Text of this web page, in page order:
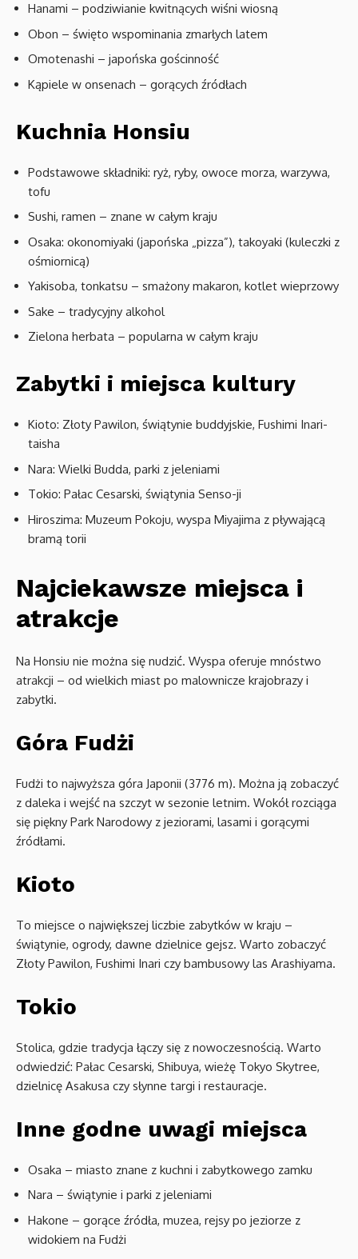
Hanami – podziwianie kwitnących wiśni wiosną
Obon – święto wspominania zmarłych latem
Omotenashi – japońska gościnność
Kąpiele w onsenach – gorących źródłach
Kuchnia Honsiu
Podstawowe składniki: ryż, ryby, owoce morza, warzywa,
tofu
Sushi, ramen – znane w całym kraju
Osaka: okonomiyaki (japońska „pizza”), takoyaki (kuleczki z
ośmiornicą)
Yakisoba, tonkatsu – smażony makaron, kotlet wieprzowy
Sake – tradycyjny alkohol
Zielona herbata – popularna w całym kraju
Zabytki i miejsca kultury
Kioto: Złoty Pawilon, świątynie buddyjskie, Fushimi Inari-
taisha
Nara: Wielki Budda, parki z jeleniami
Tokio: Pałac Cesarski, świątynia Senso-ji
Hiroszima: Muzeum Pokoju, wyspa Miyajima z pływającą
bramą torii
Najciekawsze miejsca i
atrakcje
Na Honsiu nie można się nudzić. Wyspa oferuje mnóstwo
atrakcji – od wielkich miast po malownicze krajobrazy i
zabytki.
Góra Fudżi
Fudżi to najwyższa góra Japonii (3776 m). Można ją zobaczyć
z daleka i wejść na szczyt w sezonie letnim. Wokół rozciąga
się piękny Park Narodowy z jeziorami, lasami i gorącymi
źródłami.
Kioto
To miejsce o największej liczbie zabytków w kraju –
świątynie, ogrody, dawne dzielnice gejsz. Warto zobaczyć
Złoty Pawilon, Fushimi Inari czy bambusowy las Arashiyama.
Tokio
Stolica, gdzie tradycja łączy się z nowoczesnością. Warto
odwiedzić: Pałac Cesarski, Shibuya, wieżę Tokyo Skytree,
dzielnicę Asakusa czy słynne targi i restauracje.
Inne godne uwagi miejsca
Osaka – miasto znane z kuchni i zabytkowego zamku
Nara – świątynie i parki z jeleniami
Hakone – gorące źródła, muzea, rejsy po jeziorze z
widokiem na Fudżi